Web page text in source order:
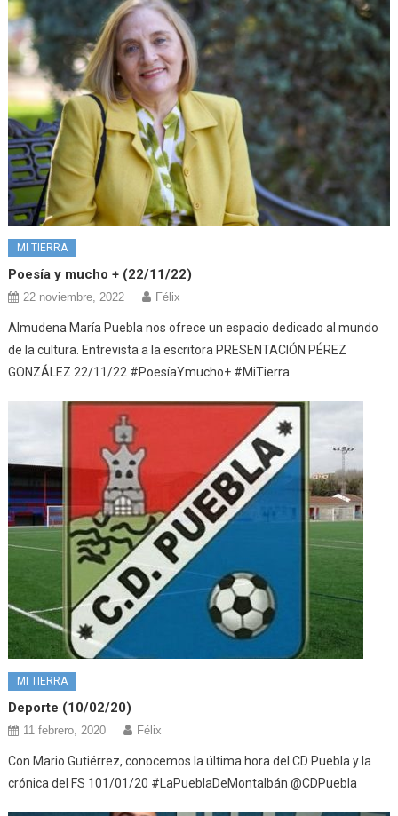
MI TIERRA
Poesía y mucho + (22/11/22)
22 noviembre, 2022 Félix
Almudena María Puebla nos ofrece un espacio dedicado al mundo
de la cultura. Entrevista a la escritora PRESENTACIÓN PÉREZ
GONZÁLEZ 22/11/22 #PoesíaYmucho+ #MiTierra
MI TIERRA
Deporte (10/02/20)
11 febrero, 2020 Félix
Con Mario Gutiérrez, conocemos la última hora del CD Puebla y la
crónica del FS 101/01/20 #LaPueblaDeMontalbán @CDPuebla